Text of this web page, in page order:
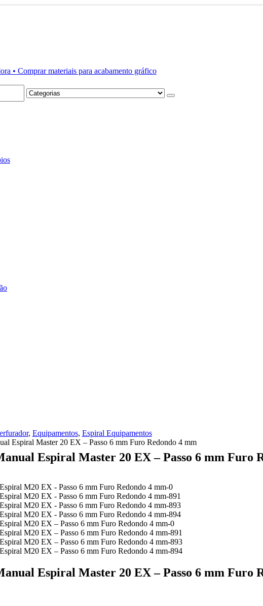
, Equipamentos, Espiral Equipamentos
Espiral Master 20 EX – Passo 6 mm Furo Redondo 4 mm
Espiral Master 20 EX – Passo 6 mm Furo
Espiral Master 20 EX – Passo 6 mm Furo